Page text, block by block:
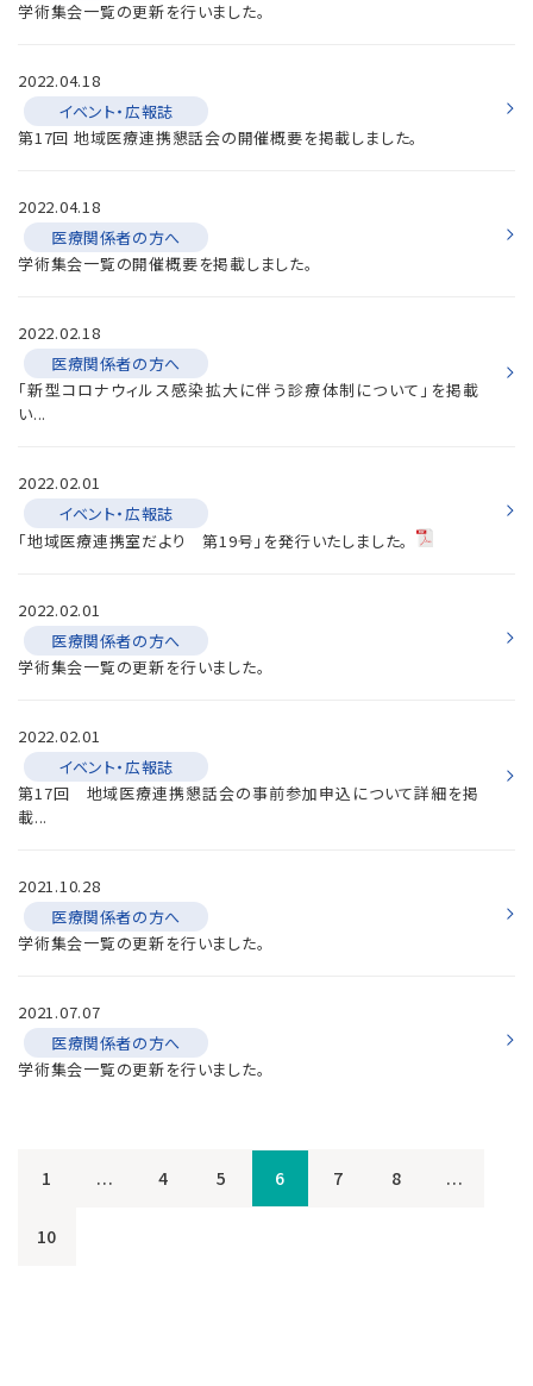
学術集会一覧の更新を行いました。
2022.04.18
イベント・広報誌
第17回 地域医療連携懇話会の開催概要を掲載しました。
2022.04.18
医療関係者の方へ
学術集会一覧の開催概要を掲載しました。
2022.02.18
医療関係者の方へ
「新型コロナウィルス感染拡大に伴う診療体制について」を掲載
い...
2022.02.01
イベント・広報誌
「地域医療連携室だより 第19号」を発行いたしました。
2022.02.01
医療関係者の方へ
学術集会一覧の更新を行いました。
2022.02.01
イベント・広報誌
第17回 地域医療連携懇話会の事前参加申込について詳細を掲
載...
2021.10.28
医療関係者の方へ
学術集会一覧の更新を行いました。
2021.07.07
医療関係者の方へ
学術集会一覧の更新を行いました。
1 ... 4 5 6 7 8 ...
10